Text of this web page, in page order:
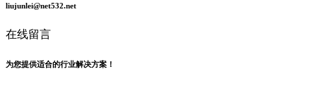
liujunlei@net532.net
在线留言
为您提供适合的行业解决方案！